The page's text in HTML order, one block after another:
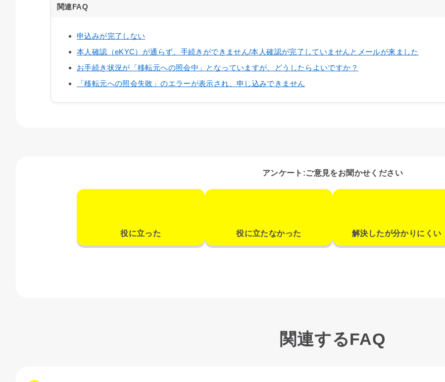
関連FAQ
申込みが完了しない
本人確認（eKYC）が通らず、手続きができません/本人確認が完了していませんとメールが来ました
お手続き状況が「移転元への照会中」となっていますが、どうしたらよいですか？
「移転元への照会失敗」のエラーが表示され、申し込みできません
アンケート:ご意見をお聞かせください
役に立った 役に立たなかった 解決したが分かりにくい
関連するFAQ